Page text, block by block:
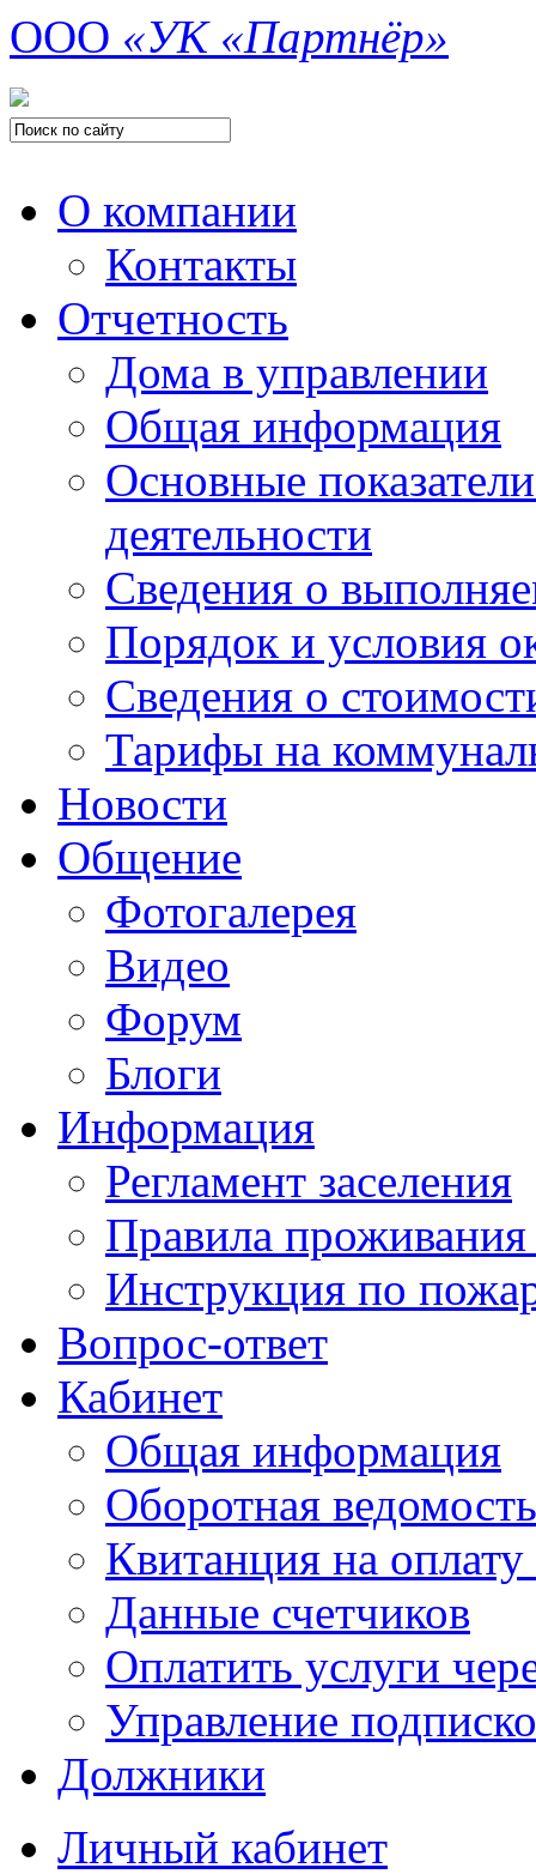
ООО «УК «Партнёр»
О компании
Контакты
Отчетность
Дома в управлении
Общая информация
Основные
деятельности
Сведения о
Порядок и условия
Сведения о
Тарифы на
Новости
Общение
Фотогалерея
Видео
Форум
Блоги
Информация
Регламент заселения
Правила
Инструкция по
Вопрос-ответ
Кабинет
Общая информация
Оборотная ведомость
Квитанция на
Данные счетчиков
Оплатить услуги
Управление
Должники
Личный кабинет